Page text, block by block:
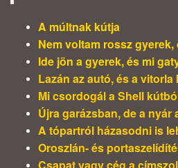
A múltnak kútja
Nem voltam rossz
Ide jön a gyerek, és mi
Lazán az autó, és a vitorla
Mi csordogál a Shell
Újra garázsban, de a nyár
A tópartról házasodni is
Oroszlán- és